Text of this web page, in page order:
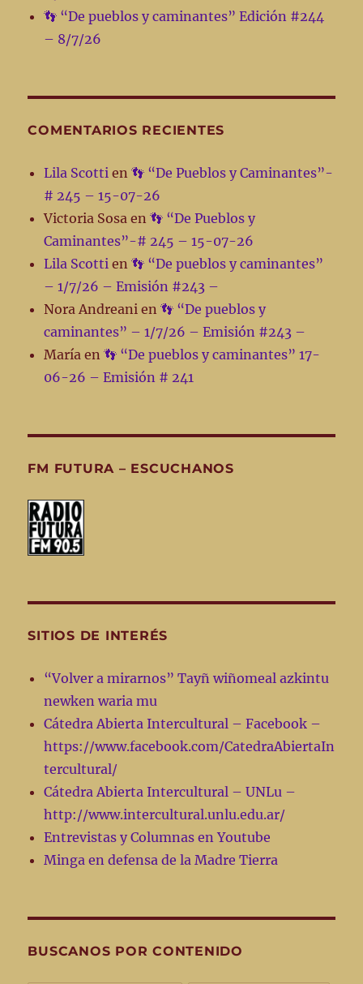
👣 “De pueblos y caminantes” Edición #244
– 8/7/26
COMENTARIOS RECIENTES
Lila Scotti en👣 “De Pueblos y Caminantes”-
# 245 – 15-07-26
Victoria Sosa en👣 “De Pueblos y
Caminantes”-# 245 – 15-07-26
Lila Scotti en👣 “De pueblos y caminantes”
– 1/7/26 – Emisión #243 –
Nora Andreani en👣 “De pueblos y
caminantes” – 1/7/26 – Emisión #243 –
María en👣 “De pueblos y caminantes” 17-
06-26 – Emisión # 241
FM FUTURA – ESCUCHANOS
SITIOS DE INTERÉS
“Volver a mirarnos” Tayñ wiñomeal azkintu
newken waria mu
Cátedra Abierta Intercultural – Facebook –
https://www.facebook.com/CatedraAbiertaIn
tercultural/
Cátedra Abierta Intercultural – UNLu –
http://www.intercultural.unlu.edu.ar/
Entrevistas y Columnas en Youtube
Minga en defensa de la Madre Tierra
BUSCANOS POR CONTENIDO